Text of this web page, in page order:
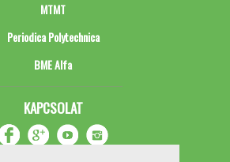
MTMT
Periodica Polytechnica
BME Alfa
KAPCSOLAT